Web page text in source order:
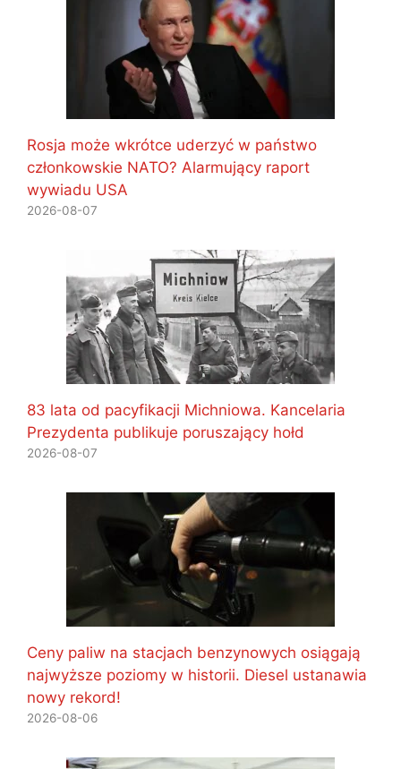
Rosja może wkrótce uderzyć w państwo
członkowskie NATO? Alarmujący raport
wywiadu USA
2026-08-07
83 lata od pacyfikacji Michniowa. Kancelaria
Prezydenta publikuje poruszający hołd
2026-08-07
Ceny paliw na stacjach benzynowych osiągają
najwyższe poziomy w historii. Diesel ustanawia
nowy rekord!
2026-08-06